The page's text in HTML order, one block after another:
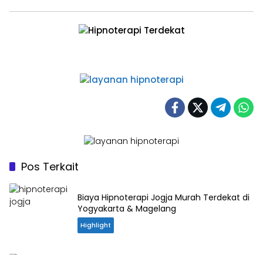
Pos Terkait
Biaya Hipnoterapi Jogja Murah Terdekat di
Yogyakarta & Magelang
Highlight